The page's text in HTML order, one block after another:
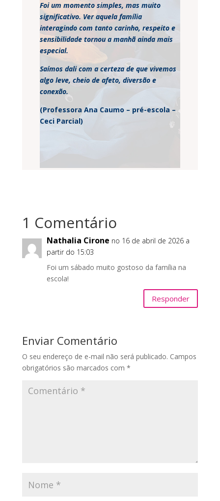
Foi um momento simples, mas muito
significativo. Ver aquela família
interagindo com tanto carinho, respeito e
sensibilidade tornou a manhã ainda mais
especial.
Saímos dali com a certeza de que vivemos
algo leve, cheio de afeto, diversão e
conexão.
(Professora Ana Caumo – pré-escola –
Ceci Parcial)
1 Comentário
Nathalia Cirone no 16 de abril de 2026 a
partir do 15:03
Foi um sábado muito gostoso da família na
escola!
Responder
Enviar Comentário
O seu endereço de e-mail não será publicado. Campos
obrigatórios são marcados com *